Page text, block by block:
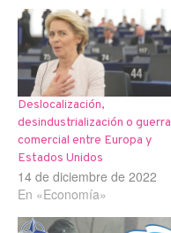
Deslocalización,
desindustrialización o guerra
comercial entre Europa y
Estados Unidos
14 de diciembre de 2022
En «Economía»